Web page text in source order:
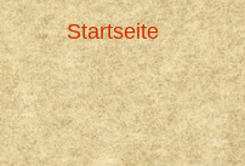
Startseite